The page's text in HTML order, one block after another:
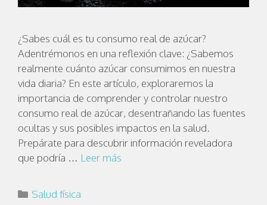
¿Sabes cuál es tu consumo real de azúcar?
Adentrémonos en una reflexión clave: ¿Sabemos
realmente cuánto azúcar consumimos en nuestra
vida diaria? En este artículo, exploraremos la
importancia de comprender y controlar nuestro
consumo real de azúcar, desentrañando las fuentes
ocultas y sus posibles impactos en la salud.
Prepárate para descubrir información reveladora
que podría … Leer más
Salud física